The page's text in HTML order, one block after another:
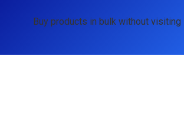
Buy products in bulk without visiting